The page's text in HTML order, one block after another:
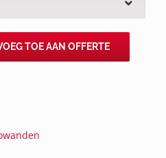
TOE AAN OFFERTE